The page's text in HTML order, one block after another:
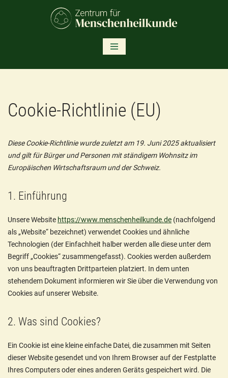
Cookie-Richtlinie (EU)
Diese Cookie-Richtlinie wurde zuletzt am 19. Juni 2025 aktualisiert
und gilt für Bürger und Personen mit ständigem Wohnsitz im
Europäischen Wirtschaftsraum und der Schweiz.
1. Einführung
Unsere Website https://www.menschenheilkunde.de (nachfolgend
als „Website“ bezeichnet) verwendet Cookies und ähnliche
Technologien (der Einfachheit halber werden alle diese unter dem
Begriff „Cookies“ zusammengefasst). Cookies werden außerdem
von uns beauftragten Drittparteien platziert. In dem unten
stehendem Dokument informieren wir Sie über die Verwendung von
Cookies auf unserer Website.
2. Was sind Cookies?
Ein Cookie ist eine kleine einfache Datei, die zusammen mit Seiten
dieser Website gesendet und von Ihrem Browser auf der Festplatte
Ihres Computers oder eines anderen Geräts gespeichert wird. Die